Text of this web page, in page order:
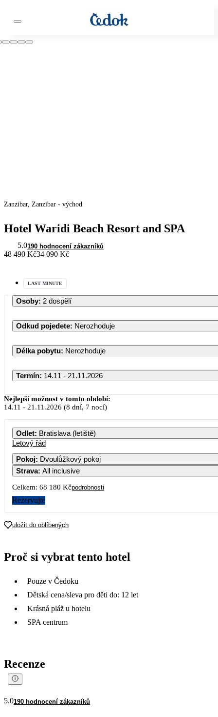
Zanzibar, Zanzibar - východ
Hotel Waridi Beach Resort and SPA
5.0190 hodnocení zákazníků
48 490 Kč34 090 Kč
LAST MINUTE
Osoby: 2 dospělí
Odkud pojedete: Nerozhoduje
Délka pobytu: Nerozhoduje
Termín: 14.11 - 21.11.2026
Nejlepší možnost v tomto období:
14.11 - 21.11.2026 (8 dní, 7 nocí)
Odlet: Bratislava (letiště)
Letový řád
Pokoj: Dvoulůžkový pokoj
Strava: All inclusive
Celkem: 68 180 Kčpodrobnosti
Rezervujte
uložit do oblíbených
Proč si vybrat tento hotel
Pouze v Čedoku
Dětská cena/sleva pro děti do: 12 let
Krásná pláž u hotelu
SPA centrum
Recenze
5.0190 hodnocení zákazníků